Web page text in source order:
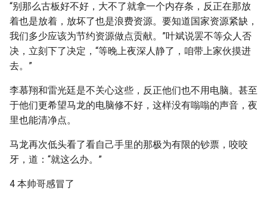
“别那么古板好不好，大不了就拿一个内存条，反正在那放
着也是放着，放坏了也是浪费资源。要知道国家资源紧缺，
我们多少应该为节约资源做点贡献。”叶斌说罢不等众人否
决，立刻下了决定，“等晚上夜深人静了，咱带上家伙摸进
去。”
李慕翔和雷光廷是不关心这些，反正他们也不用电脑。甚至
于他们更希望马龙的电脑修不好，这样没有嗡嗡的声音，夜
里也能清净点。
马龙再次低头看了看自己手里的那极为有限的钞票，咬咬
牙，道：“就这么办。”
4 本帅哥感冒了